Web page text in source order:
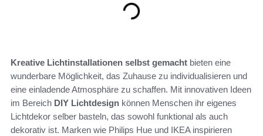
Kreative Lichtinstallationen selbst gemacht bieten eine
wunderbare Möglichkeit, das Zuhause zu individualisieren und
eine einladende Atmosphäre zu schaffen. Mit innovativen Ideen
im Bereich DIY Lichtdesign können Menschen ihr eigenes
Lichtdekor selber basteln, das sowohl funktional als auch
dekorativ ist. Marken wie Philips Hue und IKEA inspirieren